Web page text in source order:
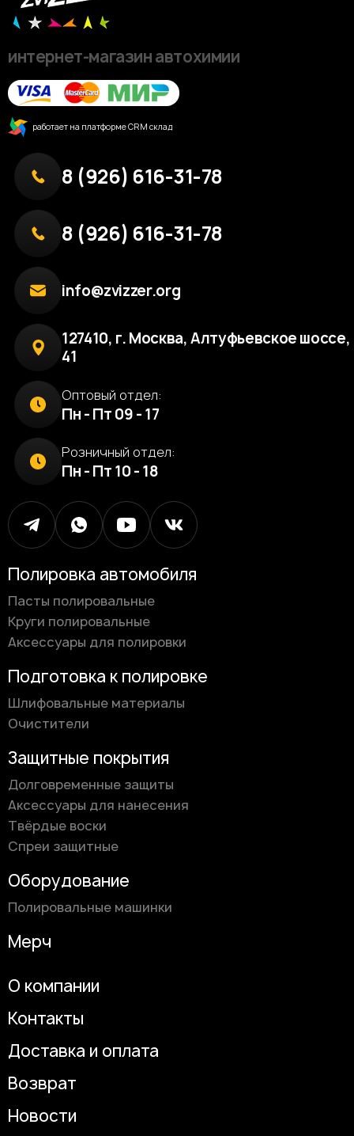
интернет-магазин автохимии
работает на платформе CRM склад
8 (926) 616-31-78
8 (926) 616-31-78
info@zvizzer.org
127410, г. Москва, Алтуфьевское шоссе,
41
Оптовый отдел:
Пн - Пт 09 - 17
Розничный отдел:
Пн - Пт 10 - 18
Полировка автомобиля
Пасты полировальные
Круги полировальные
Аксессуары для полировки
Подготовка к полировке
Шлифовальные материалы
Очистители
Защитные покрытия
Долговременные защиты
Аксессуары для нанесения
Твёрдые воски
Спреи защитные
Оборудование
Полировальные машинки
Мерч
О компании
Контакты
Доставка и оплата
Возврат
Новости